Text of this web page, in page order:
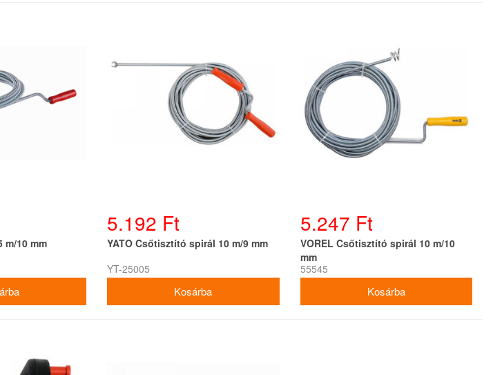
10 mm
5.192 Ft
YATO Csőtisztító spirál 10 m/9 mm
YT-25005
5.247 Ft
VOREL Csőtisztító spirál 10 m/10
mm
55545